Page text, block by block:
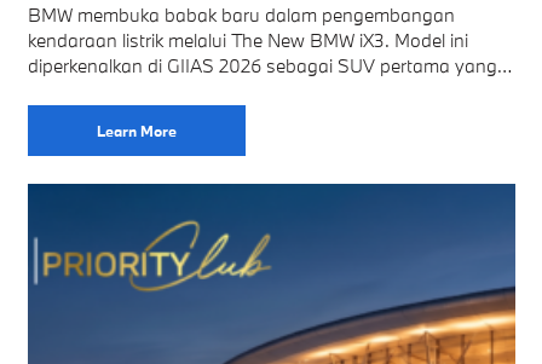
BMW membuka babak baru dalam pengembangan
kendaraan listrik melalui The New BMW iX3. Model ini
diperkenalkan di GIIAS 2026 sebagai SUV pertama yang
Learn More